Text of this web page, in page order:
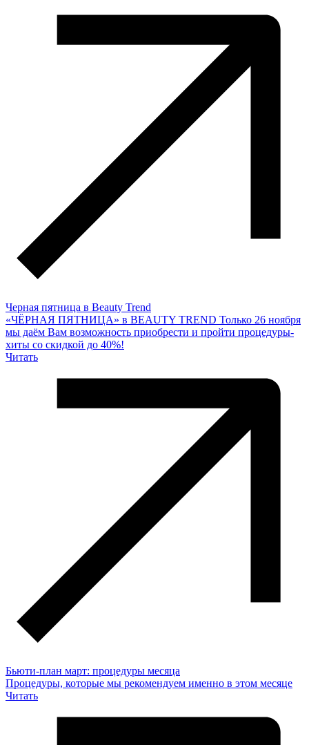
Черная пятница в Beauty Trend
«ЧЁРНАЯ ПЯТНИЦА» в BEAUTY TREND Только 26 ноября
мы даём Вам возможность приобрести и пройти процедуры-
хиты со скидкой до 40%!
Читать
Бьюти-план март: процедуры месяца
Процедуры, которые мы рекомендуем именно в этом месяце
Читать